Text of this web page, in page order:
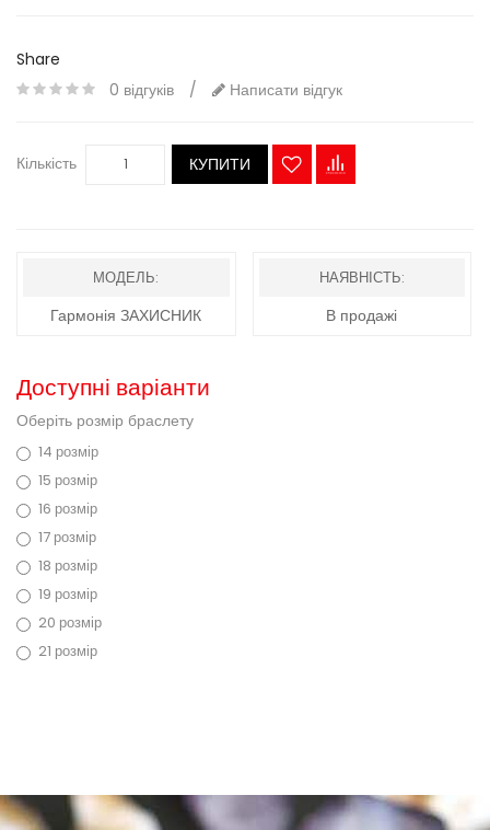
Share
0 відгуків
/ Написати відгук
Кількість КУПИТИ
МОДЕЛЬ:
Гармонія ЗАХИСНИК
НАЯВНІСТЬ:
В продажі
Доступні варіанти
Оберіть розмір браслету
14 розмір
15 розмір
16 розмір
17 розмір
18 розмір
19 розмір
20 розмір
21 розмір